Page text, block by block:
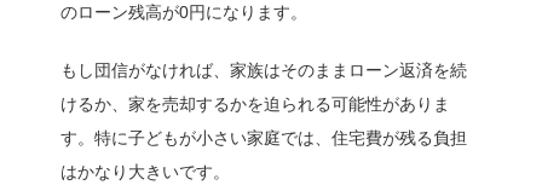
のローン残高が0円になります。
もし団信がなければ、家族はそのままローン返済を続
けるか、家を売却するかを迫られる可能性がありま
す。特に子どもが小さい家庭では、住宅費が残る負担
はかなり大きいです。